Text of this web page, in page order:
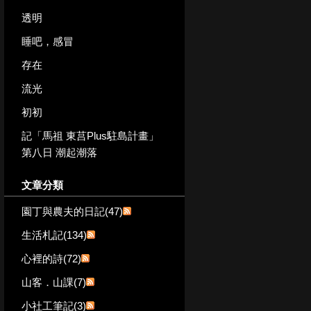
透明
睡吧，感冒
存在
流光
初初
記「馬祖 東莒Plus駐島計畫」
第八日 潮起潮落
文章分類
園丁與農夫的日記(47)
生活札記(134)
心裡的詩(72)
山客．山課(7)
小社工筆記(3)